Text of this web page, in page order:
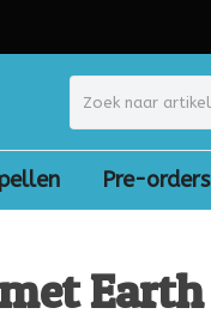
Pre-orders
Earth